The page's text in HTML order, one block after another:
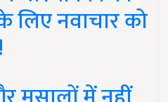
लिए नवाचार को